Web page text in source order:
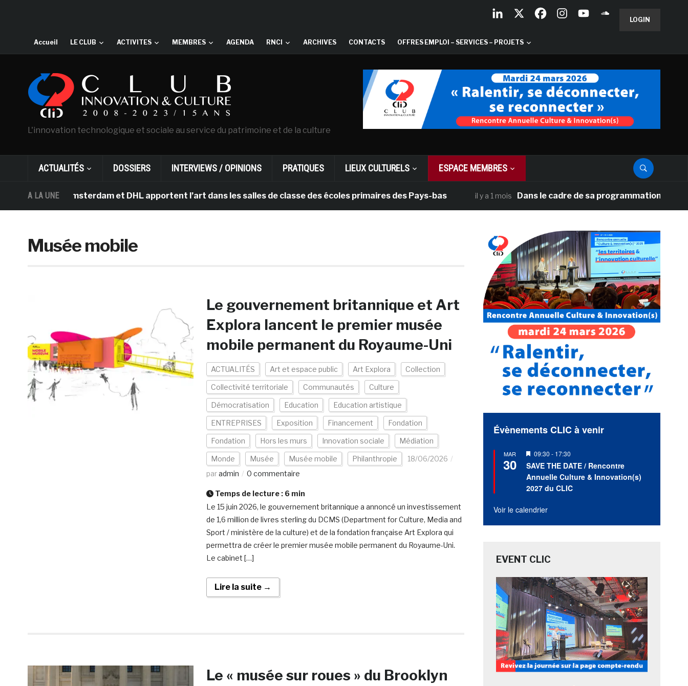
LOGIN
Accueil LE CLUB ACTIVITES MEMBRES AGENDA RNCI ARCHIVES CONTACTS OFFRES EMPLOI – SERVICES – PROJETS
L'innovation technologique et sociale au service du patrimoine et de la culture
ACTUALITÉS DOSSIERS INTERVIEWS / OPINIONS PRATIQUES LIEUX CULTURELS ESPACE MEMBRES
A LA UNE
Gogh d’Amsterdam et DHL apportent l’art dans les salles de classe des écoles primaires des Pays-bas il y a 1 mois Dans le cadre de sa programmation américaine,
Musée mobile
Le gouvernement britannique et Art
Explora lancent le premier musée
mobile permanent du Royaume-Uni
ACTUALITÉS Art et espace public Art Explora Collection
Collectivité territoriale Communautés Culture
Démocratisation Education Education artistique
ENTREPRISES Exposition Financement Fondation
Fondation Hors les murs Innovation sociale Médiation
Monde Musée Musée mobile Philanthropie
18/06/2026
paradmin 0 commentaire
Temps de lecture : 6 min
Le 15 juin 2026, le gouvernement britannique a annoncé un investissement
de 1,6 million de livres sterling du DCMS (Department for Culture, Media and
Sport / ministère de la culture) et de la fondation française Art Explora qui
permettra de créer le premier musée mobile permanent du Royaume-Uni.
Le cabinet […]
Lire la suite →
Le « musée sur roues » du Brooklyn
Évènements CLIC à venir
MAR
30
Mis
en
avant
09:30 - 17:30
SAVE THE DATE / Rencontre
Annuelle Culture & Innovation(s)
2027 du CLIC
Voir le calendrier
EVENT CLIC